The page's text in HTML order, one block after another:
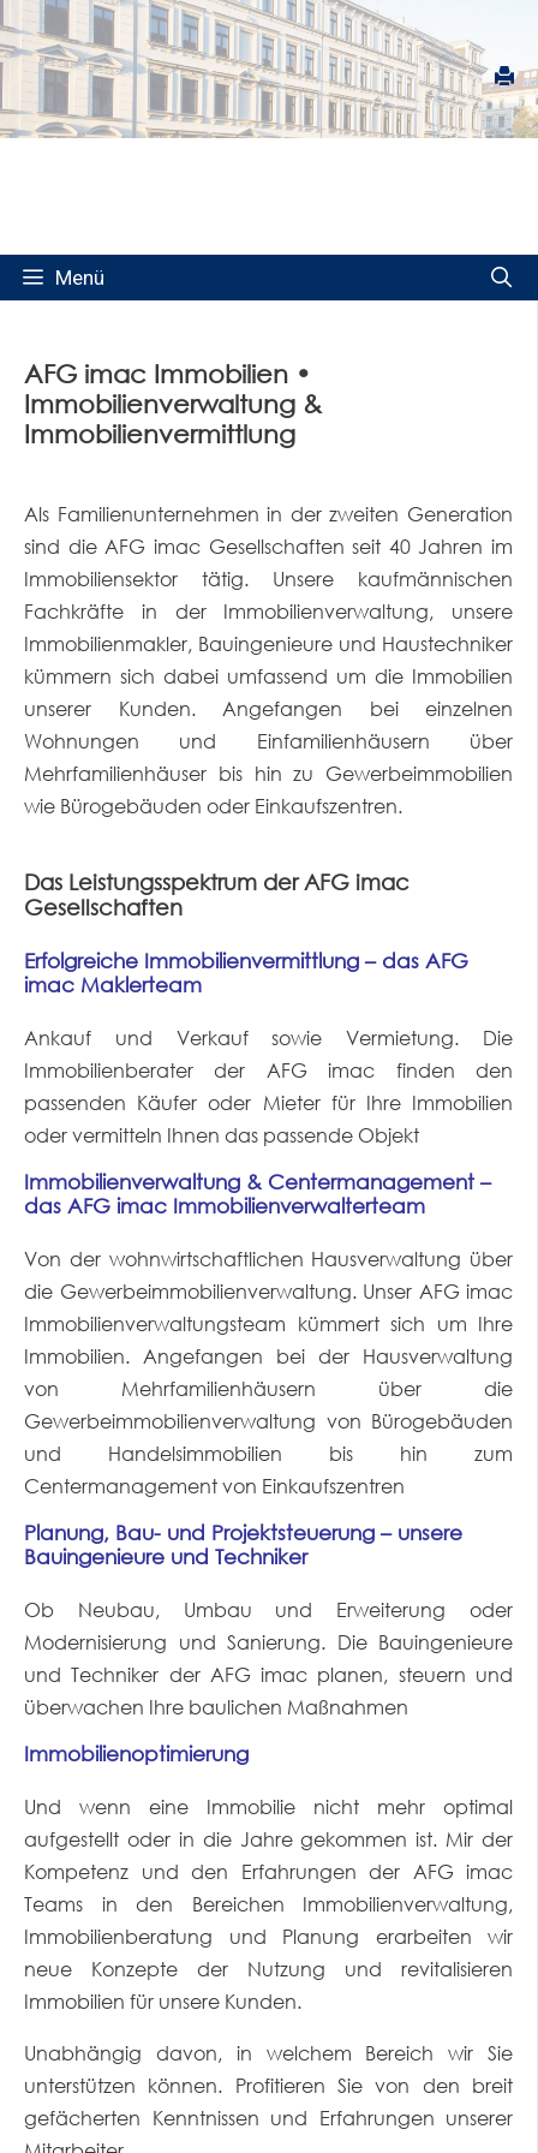
Springe
zum
Inhalt
Menü
AFG imac Immobilien •
Immobilienverwaltung &
Immobilienvermittlung
Als Familienunternehmen in der zweiten Generation
sind die AFG imac Gesellschaften seit 40 Jahren im
Immobiliensektor tätig. Unsere kaufmännischen
Fachkräfte in der Immobilienverwaltung, unsere
Immobilienmakler, Bauingenieure und Haustechniker
kümmern sich dabei umfassend um die Immobilien
unserer Kunden. Angefangen bei einzelnen
Wohnungen und Einfamilienhäusern über
Mehrfamilienhäuser bis hin zu Gewerbeimmobilien
wie Bürogebäuden oder Einkaufszentren.
Das Leistungsspektrum der AFG imac
Gesellschaften
Erfolgreiche Immobilienvermittlung – das AFG
imac Maklerteam
Ankauf und Verkauf sowie Vermietung. Die
Immobilienberater der AFG imac finden den
passenden Käufer oder Mieter für Ihre Immobilien
oder vermitteln Ihnen das passende Objekt
Immobilienverwaltung & Centermanagement –
das AFG imac Immobilienverwalterteam
Von der wohnwirtschaftlichen Hausverwaltung über
die Gewerbeimmobilienverwaltung. Unser AFG imac
Immobilienverwaltungsteam kümmert sich um Ihre
Immobilien. Angefangen bei der Hausverwaltung
von Mehrfamilienhäusern über die
Gewerbeimmobilienverwaltung von Bürogebäuden
und Handelsimmobilien bis hin zum
Centermanagement von Einkaufszentren
Planung, Bau- und Projektsteuerung – unsere
Bauingenieure und Techniker
Ob Neubau, Umbau und Erweiterung oder
Modernisierung und Sanierung. Die Bauingenieure
und Techniker der AFG imac planen, steuern und
überwachen Ihre baulichen Maßnahmen
Immobilienoptimierung
Und wenn eine Immobilie nicht mehr optimal
aufgestellt oder in die Jahre gekommen ist. Mir der
Kompetenz und den Erfahrungen der AFG imac
Teams in den Bereichen Immobilienverwaltung,
Immobilienberatung und Planung erarbeiten wir
neue Konzepte der Nutzung und revitalisieren
Immobilien für unsere Kunden.
Unabhängig davon, in welchem Bereich wir Sie
unterstützen können. Profitieren Sie von den breit
gefächerten Kenntnissen und Erfahrungen unserer